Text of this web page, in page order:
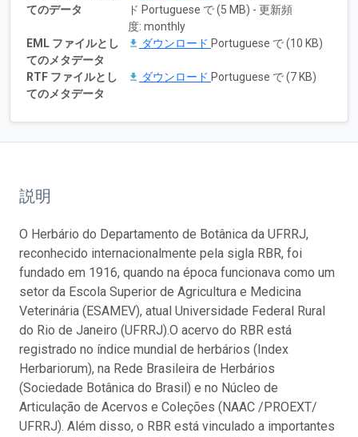
てのデータ
ド Portuguese で (5 MB) - 更新頻
度: monthly
EML ファイルとし
てのメタデータ
ダウンロード Portuguese で (10 KB)
RTF ファイルとし
てのメタデータ
ダウンロード Portuguese で (7 KB)
説明
O Herbário do Departamento de Botânica da UFRRJ,
reconhecido internacionalmente pela sigla RBR, foi
fundado em 1916, quando na época funcionava como um
setor da Escola Superior de Agricultura e Medicina
Veterinária (ESAMEV), atual Universidade Federal Rural
do Rio de Janeiro (UFRRJ).O acervo do RBR está
registrado no índice mundial de herbários (Index
Herbariorum), na Rede Brasileira de Herbários
(Sociedade Botânica do Brasil) e no Núcleo de
Articulação de Acervos e Coleções (NAAC /PROEXT/
UFRRJ). Além disso, o RBR está vinculado a importantes